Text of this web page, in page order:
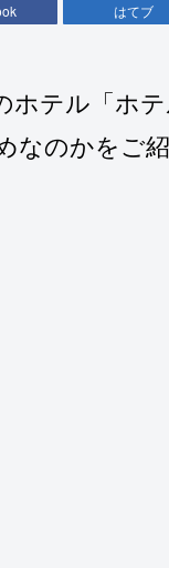
はてブ
ホテル「ホ
のかをご紹